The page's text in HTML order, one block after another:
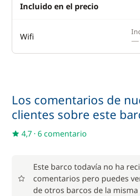
Incluido en el precio
Wifi —
Los comentarios de
clientes sobre este
4,7 · 6 comentario
Este barco todavía no ha
comentarios pero puedes
de otros barcos de la misma